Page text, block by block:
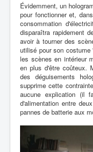
Évidemment, un
pour fonctionner et,
consommation
disparaîtra rapidement
avoir à tourner des
utilisé pour son costume
les scènes en intérieur
en plus d'être coûteux.
des déguisements
supprime cette
aucune explication (il
d'alimentation entre
pannes de batterie aux